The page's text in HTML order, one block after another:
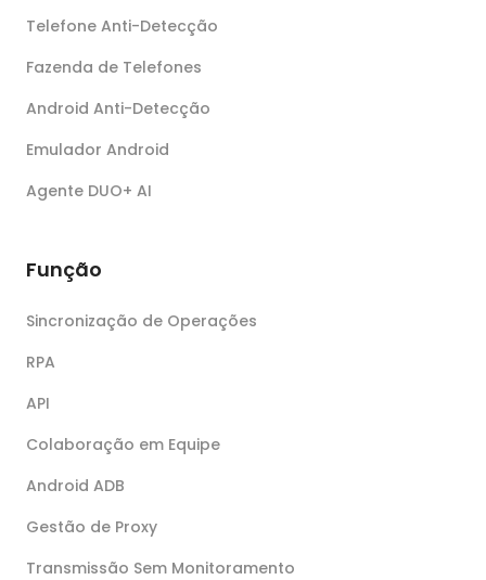
Telefone Anti-Detecção
Fazenda de Telefones
Android Anti-Detecção
Emulador Android
Agente DUO+ AI
Função
Sincronização de Operações
RPA
API
Colaboração em Equipe
Android ADB
Gestão de Proxy
Transmissão Sem Monitoramento